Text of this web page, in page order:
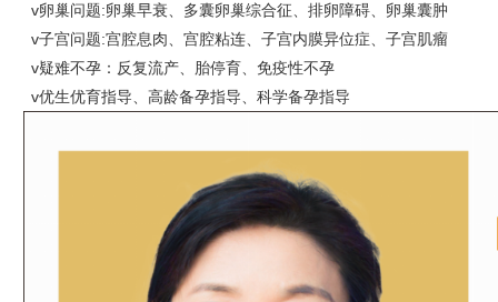
v卵巢问题:卵巢早衰、多囊卵巢综合征、排卵障碍、卵巢囊肿
v子宫问题:宫腔息肉、宫腔粘连、子宫内膜异位症、子宫肌瘤
v疑难不孕：反复流产、胎停育、免疫性不孕
v优生优育指导、高龄备孕指导、科学备孕指导